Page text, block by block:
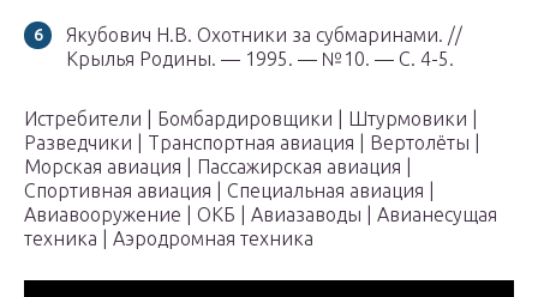
Якубович Н.В. Охотники за субмаринами. //
Крылья Родины. — 1995. — №10. — С. 4-5.
Истребители | Бомбардировщики | Штурмовики |
Разведчики | Транспортная авиация | Вертолёты |
Морская авиация | Пассажирская авиация |
Спортивная авиация | Специальная авиация |
Авиавооружение | ОКБ | Авиазаводы | Авианесущая
техника | Аэродромная техника